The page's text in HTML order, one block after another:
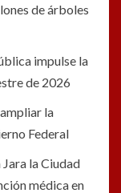
de árboles
impulse la
de 2026
la
Federal
la Ciudad
médica en